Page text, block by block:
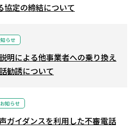
協定の締結について
らせ
明による他事業者への乗り換え
勧誘について
お知らせ
ガイダンスを利用した不審電話